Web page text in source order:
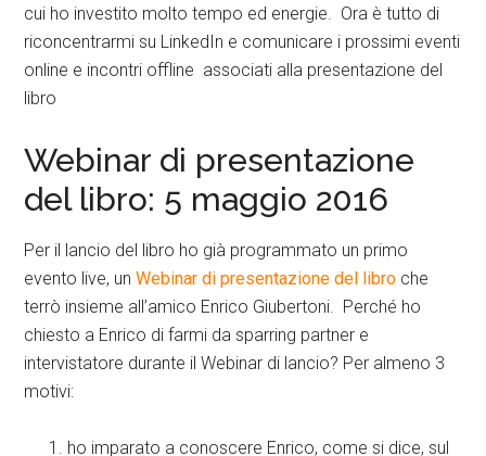
cui ho investito molto tempo ed energie. Ora è tutto di
riconcentrarmi su LinkedIn e comunicare i prossimi eventi
online e incontri offline associati alla presentazione del
libro
Webinar di presentazione
del libro: 5 maggio 2016
Per il lancio del libro ho già programmato un primo
evento live, unWebinar di presentazione del libro che
terrò insieme all’amico Enrico Giubertoni. Perché ho
chiesto a Enrico di farmi da sparring partner e
intervistatore durante il Webinar di lancio? Per almeno 3
motivi:
ho imparato a conoscere Enrico, come si dice, sul